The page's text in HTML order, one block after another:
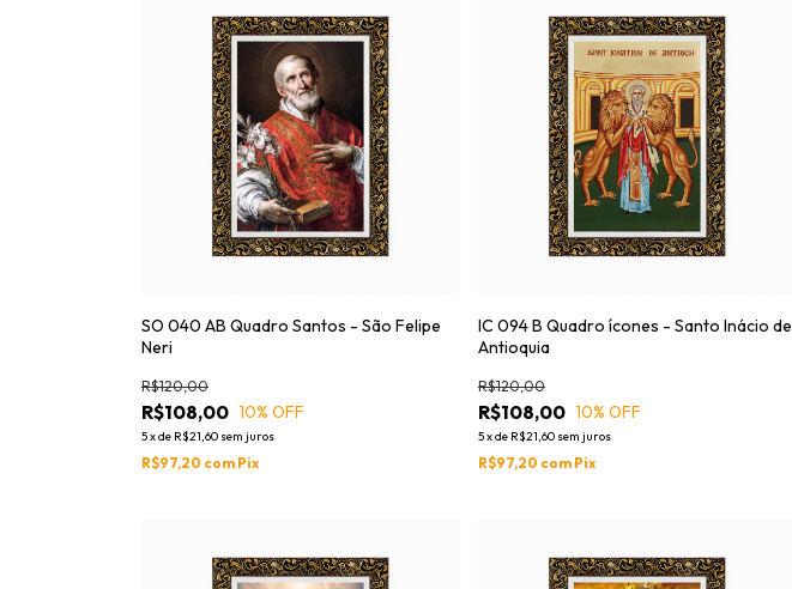
SO 040 AB Quadro Santos - São Felipe
Neri
R$108,00
R$120,00
10% OFF
5xde R$21,60 sem juros
R$97,20 com Pix
IC 094 B Quadro ícones - Santo Inácio de
Antioquia
R$108,00
R$120,00
10% OFF
5xde R$21,60 sem juros
R$97,20 com Pix